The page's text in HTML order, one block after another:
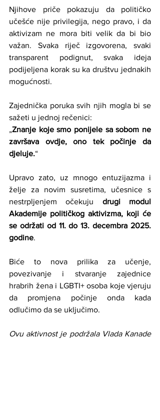
Njihove priče pokazuju da političko
učešće nije privilegija, nego pravo, i da
aktivizam ne mora biti velik da bi bio
važan. Svaka riječ izgovorena, svaki
transparent podignut, svaka ideja
podijeljena korak su ka društvu jednakih
mogućnosti.
Zajednička poruka svih njih mogla bi se
sažeti u jednoj rečenici:
„Znanje koje smo ponijele sa sobom ne
završava ovdje, ono tek počinje da
djeluje.“
Upravo zato, uz mnogo entuzijazma i
želje za novim susretima, učesnice s
nestrpljenjem očekuju drugi modul
Akademije političkog aktivizma, koji će
se održati od 11. do 13. decembra 2025.
godine.
Biće to nova prilika za učenje,
povezivanje i stvaranje zajednice
hrabrih žena i LGBTI+ osoba koje vjeruju
da promjena počinje onda kada
odlučimo da se uključimo.
Ovu aktivnost je podržala Vlada Kanade